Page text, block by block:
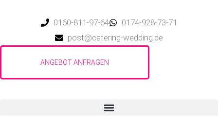
0160-811-97-64
0174-928-73-71
post@catering-wedding.de